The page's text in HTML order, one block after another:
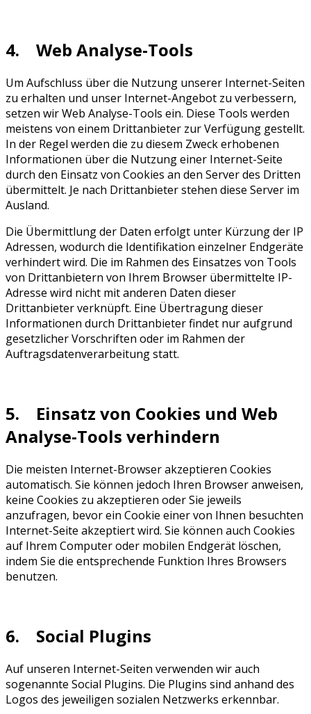
4. Web Analyse-Tools
Um Aufschluss über die Nutzung unserer Internet-Seiten
zu erhalten und unser Internet-Angebot zu verbessern,
setzen wir Web Analyse-Tools ein. Diese Tools werden
meistens von einem Drittanbieter zur Verfügung gestellt.
In der Regel werden die zu diesem Zweck erhobenen
Informationen über die Nutzung einer Internet-Seite
durch den Einsatz von Cookies an den Server des Dritten
übermittelt. Je nach Drittanbieter stehen diese Server im
Ausland.
Die Übermittlung der Daten erfolgt unter Kürzung der IP
Adressen, wodurch die Identifikation einzelner Endgeräte
verhindert wird. Die im Rahmen des Einsatzes von Tools
von Drittanbietern von Ihrem Browser übermittelte IP-
Adresse wird nicht mit anderen Daten dieser
Drittanbieter verknüpft. Eine Übertragung dieser
Informationen durch Drittanbieter findet nur aufgrund
gesetzlicher Vorschriften oder im Rahmen der
Auftragsdatenverarbeitung statt.
5. Einsatz von Cookies und Web
Analyse-Tools verhindern
Die meisten Internet-Browser akzeptieren Cookies
automatisch. Sie können jedoch Ihren Browser anweisen,
keine Cookies zu akzeptieren oder Sie jeweils
anzufragen, bevor ein Cookie einer von Ihnen besuchten
Internet-Seite akzeptiert wird. Sie können auch Cookies
auf Ihrem Computer oder mobilen Endgerät löschen,
indem Sie die entsprechende Funktion Ihres Browsers
benutzen.
6. Social Plugins
Auf unseren Internet-Seiten verwenden wir auch
sogenannte Social Plugins. Die Plugins sind anhand des
Logos des jeweiligen sozialen Netzwerks erkennbar.